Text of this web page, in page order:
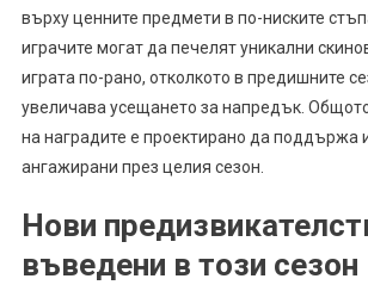
върху ценните предмети в по-ниските
играчите могат да печелят уникални
играта по-рано, отколкото в предишните
увеличава усещането за напредък.
на наградите е проектирано да поддържа
ангажирани през целия сезон.
Нови
въведени в този сезон